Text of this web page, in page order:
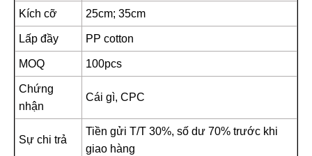
Kích cỡ 25cm; 35cm
Lấp đầy PP cotton
MOQ 100pcs
Chứng
nhận
Cái gì, CPC
Sự chi trả
Tiền gửi T/T 30%, số dư 70% trước khi
giao hàng